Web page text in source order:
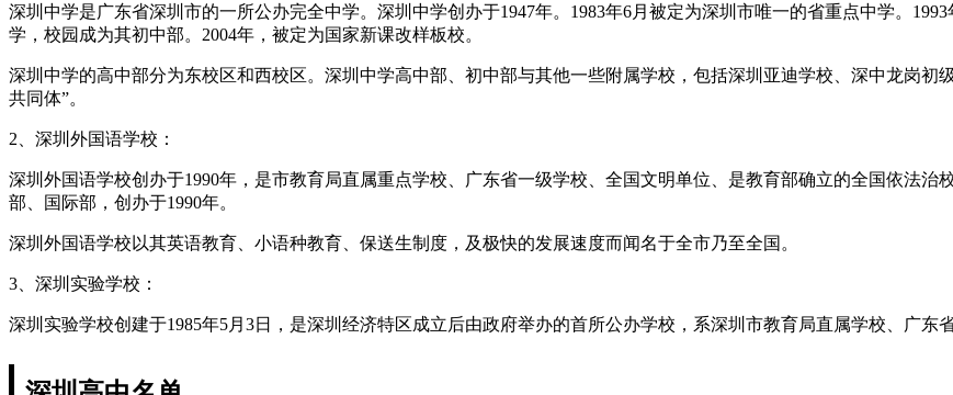
深圳中学是广东省深圳市的一所公办完全中学。深圳中学创办于1947年。1983年6月被定为深圳市唯一的省重点中学。
学，校园成为其初中部。2004年，被定为国家新课改样板校。
深圳中学的高中部分为东校区和西校区。深圳中学高中部、初中部与其他一些附属学校，包括深圳亚迪学校、深中龙岗初
共同体”。
2、深圳外国语学校：
深圳外国语学校创办于1990年，是市教育局直属重点学校、广东省一级学校、全国文明单位、是教育部确立的全国依法
部、国际部，创办于1990年。
深圳外国语学校以其英语教育、小语种教育、保送生制度，及极快的发展速度而闻名于全市乃至全国。
3、深圳实验学校：
深圳实验学校创建于1985年5月3日，是深圳经济特区成立后由政府举办的首所公办学校，系深圳市教育局直属学校、广东